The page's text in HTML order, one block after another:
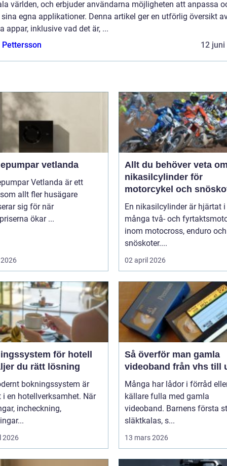
världen, och erbjuder användarna möjligheten att anpassa
egna applikationer. Denna artikel ger en utförlig översikt
appar, inklusive vad det är, ...
12 juni
vetlanda
Vetlanda är ett
allt fler husägare
sig för när
ökar ...
Allt du behöver veta
nikasilcylinder för
motorcykel och
En nikasilcylinder är hjärtat i
många två- och
inom motocross, enduro och
snöskoter....
02 april 2026
för hotell
du rätt lösning
bokningssystem är
i en hotellverksamhet. När
incheckning,
2026
Så överför man gamla
videoband från vhs till
Många har lådor i förråd
källare fulla med gamla
videoband. Barnens första
släktkalas, s...
13 mars 2026